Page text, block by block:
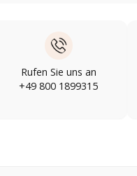
Rufen Sie uns an
+49 800 1899315